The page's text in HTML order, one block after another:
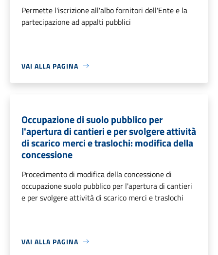
Permette l'iscrizione all'albo fornitori dell'Ente e la
partecipazione ad appalti pubblici
VAI ALLA PAGINA
Occupazione di suolo pubblico per
l'apertura di cantieri e per svolgere attività
di scarico merci e traslochi: modifica della
concessione
Procedimento di modifica della concessione di
occupazione suolo pubblico per l'apertura di cantieri
e per svolgere attività di scarico merci e traslochi
VAI ALLA PAGINA